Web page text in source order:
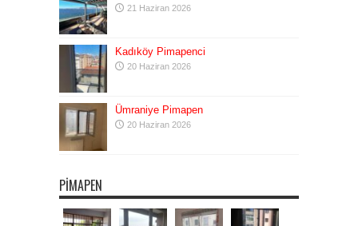
21 Haziran 2026
Kadıköy Pimapenci
20 Haziran 2026
Ümraniye Pimapen
20 Haziran 2026
PIMAPEN